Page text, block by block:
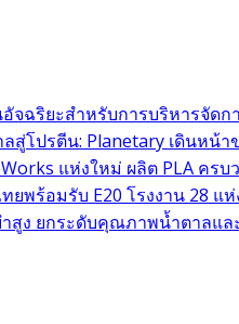
อัจฉริยะสำหรับการบริหารจัด
ลสู่โปรตีน: Planetary เดินหน้
แห่งใหม่ ผลิต PLA คร
ยพร้อมรับ E20 โรงงาน 28 แ
สูง ยกระดับคุณภาพน้ำตาลแ